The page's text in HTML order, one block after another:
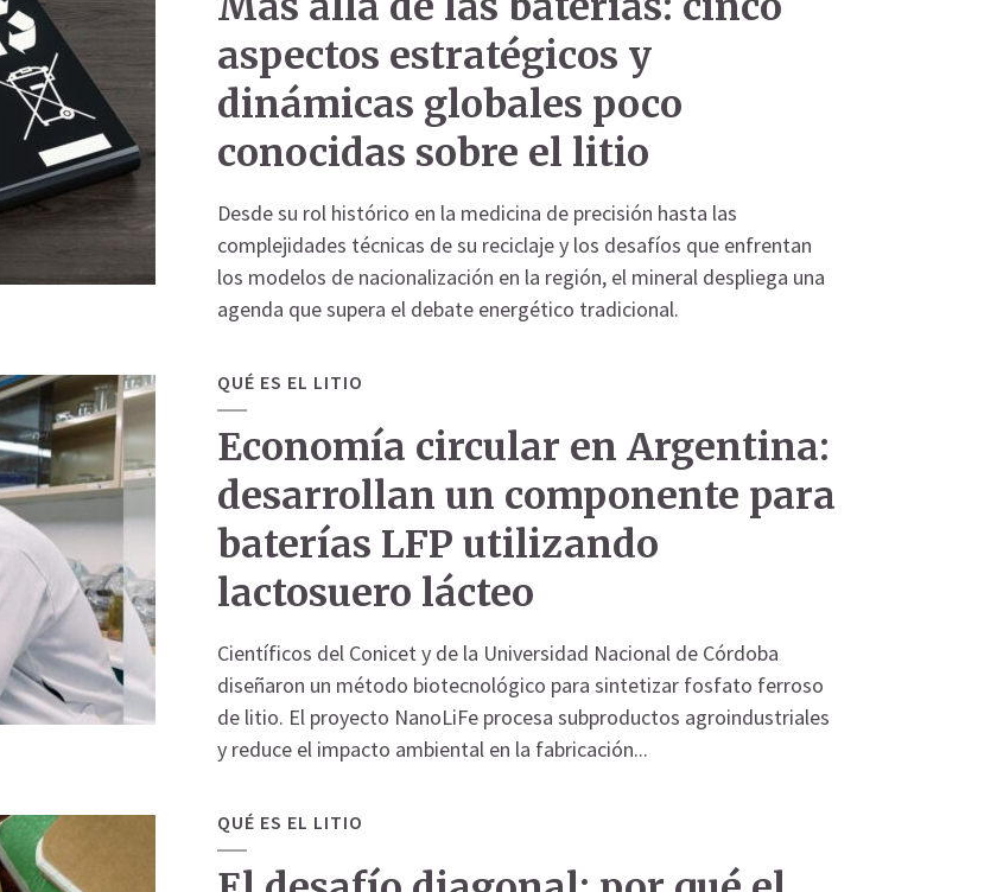
aspectos estratégicos y
dinámicas globales poco
conocidas sobre el litio
Desde su rol histórico en la medicina de precisión hasta las
complejidades técnicas de su reciclaje y los desafíos que enfrentan
los modelos de nacionalización en la región, el mineral despliega una
agenda que supera el debate energético tradicional.
QUÉ ES EL LITIO
Economía circular en Argentina:
desarrollan un componente para
baterías LFP utilizando
lactosuero lácteo
Científicos del Conicet y de la Universidad Nacional de Córdoba
diseñaron un método biotecnológico para sintetizar fosfato ferroso
de litio. El proyecto NanoLiFe procesa subproductos agroindustriales
y reduce el impacto ambiental en la fabricación...
QUÉ ES EL LITIO